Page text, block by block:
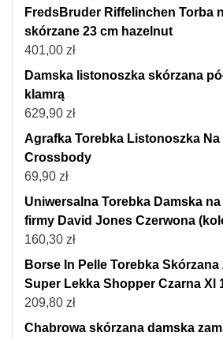
FredsBruder Riffelinchen Torba
skórzane 23 cm hazelnut
401,00 zł
Damska listonoszka skórzana
klamrą
629,90 zł
Agrafka Torebka Listonoszka Na
Crossbody
69,90 zł
Uniwersalna Torebka Damska
firmy David Jones Czerwona
160,30 zł
Borse In Pelle Torebka Skórzana
Super Lekka Shopper Czarna Xl
209,80 zł
Chabrowa skórzana damska